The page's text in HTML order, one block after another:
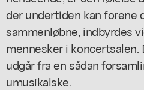
der undertiden kan
sammenløbne, indbyrdes
mennesker i koncertsalen.
udgår fra en sådan
umusikalske.